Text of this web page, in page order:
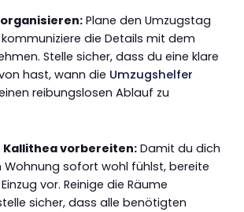
Plane den Umzugstag
die Details mit dem
Stelle sicher, dass du eine klare
hast, wann die Umzugshelfer
reibungslosen Ablauf zu
Kallithea vorbereiten: Damit du dich
Wohnung sofort wohl fühlst, bereite
vor. Reinige die Räume
sicher, dass alle benötigten